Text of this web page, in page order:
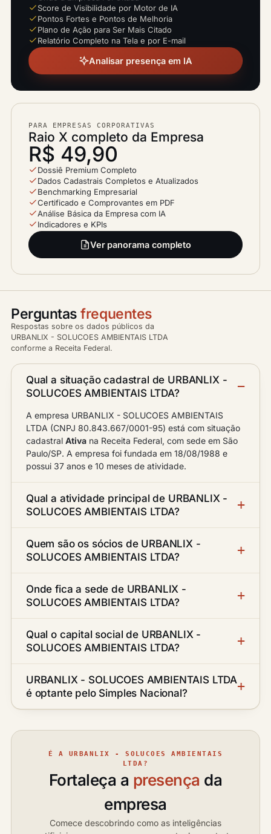
Score de Visibilidade por Motor de IA
Pontos Fortes e Pontos de Melhoria
Plano de Ação para Ser Mais Citado
Relatório Completo na Tela e por E-mail
Analisar presença em IA
PARA EMPRESAS CORPORATIVAS
Raio X completo da Empresa
R$ 49,90
Dossiê Premium Completo
Dados Cadastrais Completos e Atualizados
Benchmarking Empresarial
Certificado e Comprovantes em PDF
Análise Básica da Empresa com IA
Indicadores e KPIs
Ver panorama completo
Perguntasfrequentes
Respostas sobre os dados públicos da
URBANLIX - SOLUCOES AMBIENTAIS LTDA
conforme a Receita Federal.
Qual a situação cadastral de URBANLIX -
SOLUCOES AMBIENTAIS LTDA?
A empresa URBANLIX - SOLUCOES AMBIENTAIS
LTDA (CNPJ 80.843.667/0001-95) está com situação
cadastral Ativa na Receita Federal, com sede em São
Paulo/SP. A empresa foi fundada em 18/08/1988 e
possui 37 anos e 10 meses de atividade.
Qual a atividade principal de URBANLIX -
SOLUCOES AMBIENTAIS LTDA?
Quem são os sócios de URBANLIX -
SOLUCOES AMBIENTAIS LTDA?
Onde fica a sede de URBANLIX -
SOLUCOES AMBIENTAIS LTDA?
Qual o capital social de URBANLIX -
SOLUCOES AMBIENTAIS LTDA?
URBANLIX - SOLUCOES AMBIENTAIS LTDA
é optante pelo Simples Nacional?
É A URBANLIX - SOLUCOES AMBIENTAIS
LTDA?
Fortaleça a presença da
empresa
Comece descobrindo como as inteligências